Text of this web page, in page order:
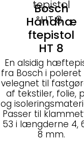
Bosch
Håndhæ
ftepistol
HT 8
En alsidig
fra Bosch i poleret
velegnet til
af tekstiler, folie,
og
Passer til
53 i længderne 4,
8 mm.